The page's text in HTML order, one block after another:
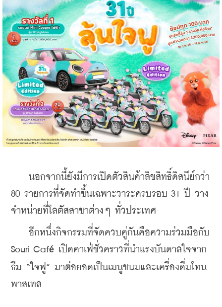
นอกจากนี้ยังมีการเปิดตัวสินค้าลิขสิทธิ์ดิสนีย์กว่า
80 รายการที่จัดทำขึ้นเฉพาะวาระครบรอบ 31 ปี วาง
จำหน่ายที่โลตัสสาขาต่างๆ ทั่วประเทศ
อีกหนึ่งกิจกรรมที่จัดควบคู่กันคือความร่วมมือกับ
Souri Café
เปิดคาเฟ่ชั่วคราวที่นำแรงบันดาลใจจาก
ธีม “ใจฟู” มาต่อยอดเป็นเมนูขนมและเครื่องดื่มโทน
พาสเทล